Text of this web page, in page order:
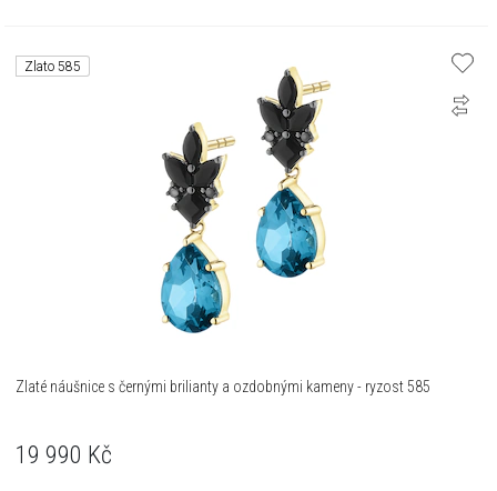
Zlato 585
Zlaté náušnice s černými brilianty a ozdobnými kameny - ryzost 585
19 990 Kč